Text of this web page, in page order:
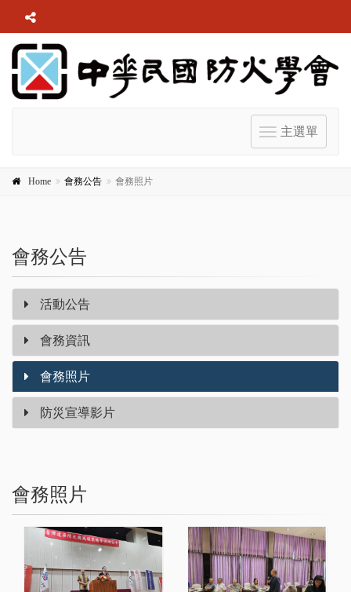
主選單
Toggle
navigation
Home 會務公告 會務照片
會務公告
活動公告
會務資訊
會務照片
防災宣導影片
會務照片